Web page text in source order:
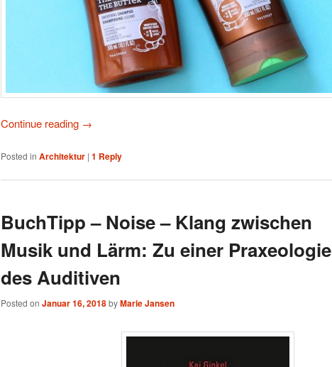
Continue reading →
Posted in Architektur | 1 Reply
BuchTipp – Noise – Klang zwischen
Musik und Lärm: Zu einer Praxeologie
des Auditiven
Posted on Januar 16, 2018byMarie Jansen